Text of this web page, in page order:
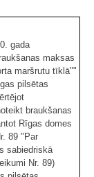
gada
maksas
maršrutu tīklā""
pilsētas
braukšanas
Rīgas domes
89 "Par
sabiedriskā
Nr. 89)